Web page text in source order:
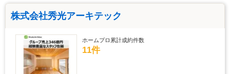
株式会社秀光アーキテック
ホームプロ累計成約件数
11件